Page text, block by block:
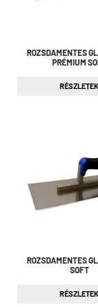
ROZSDAMENTES
PRÉMIUM
RÉSZLETEK
ROZSDAMENTES
SOFT
RÉSZLETEK